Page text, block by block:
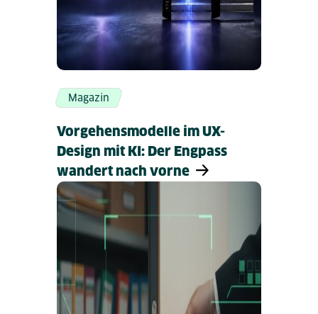
Magazin
Vorgehensmodelle im UX-
Design mit KI: Der Engpass
wandert nach vorne